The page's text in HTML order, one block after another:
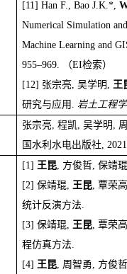
Han F., Bao J.K.*,
Numerical Simulation
Machine Learning and
955–969.
（EI检索）
张宗亮, 吴学明,
王
研究与应用. 岩土工程
张宗亮, 程凯, 吴学明,
国水利水电出版社,
王昆, 方俊哲, 保靖
保靖琨, 王昆, 覃荣
统计反演方法.
保靖琨, 王昆, 覃荣
程仿真方法.
王昆, 周智勇, 方俊